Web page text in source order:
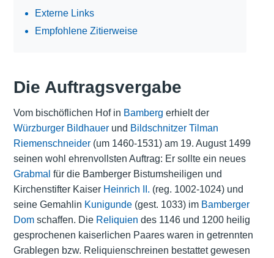
Externe Links
Empfohlene Zitierweise
Die Auftragsvergabe
Vom bischöflichen Hof in Bamberg erhielt der
Würzburger Bildhauerund Bildschnitzer Tilman
Riemenschneider(um 1460-1531) am 19. August 1499
seinen wohl ehrenvollsten Auftrag: Er sollte ein neues
Grabmal für die Bamberger Bistumsheiligen und
Kirchenstifter Kaiser Heinrich II. (reg. 1002-1024) und
seine Gemahlin Kunigunde(gest. 1033) im Bamberger
Domschaffen. Die Reliquien des 1146 und 1200 heilig
gesprochenen kaiserlichen Paares waren in getrennten
Grablegen bzw. Reliquienschreinen bestattet gewesen